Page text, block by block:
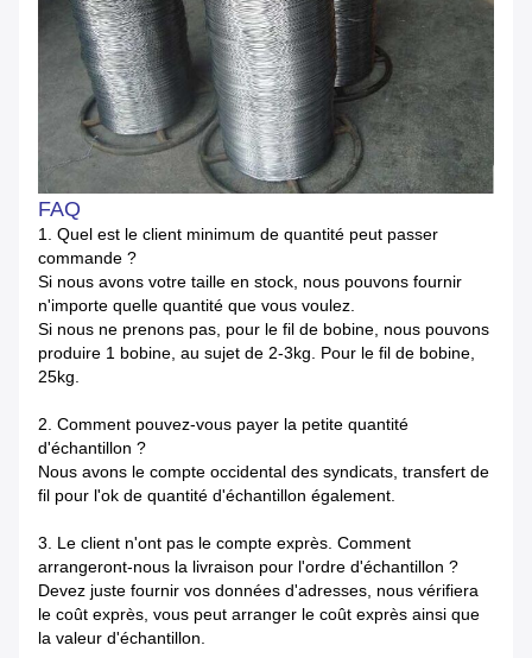
FAQ
1. Quel est le client minimum de quantité peut passer
commande ?
Si nous avons votre taille en stock, nous pouvons fournir
n'importe quelle quantité que vous voulez.
Si nous ne prenons pas, pour le fil de bobine, nous pouvons
produire 1 bobine, au sujet de 2-3kg. Pour le fil de bobine,
25kg.
2. Comment pouvez-vous payer la petite quantité
d'échantillon ?
Nous avons le compte occidental des syndicats, transfert de
fil pour l'ok de quantité d'échantillon également.
3. Le client n'ont pas le compte exprès. Comment
arrangeront-nous la livraison pour l'ordre d'échantillon ?
Devez juste fournir vos données d'adresses, nous vérifiera
le coût exprès, vous peut arranger le coût exprès ainsi que
la valeur d'échantillon.